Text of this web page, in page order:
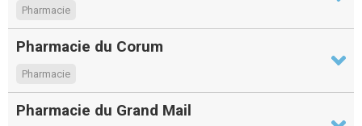
Pharmacie
Pharmacie du Corum
Pharmacie
Pharmacie du Grand Mail